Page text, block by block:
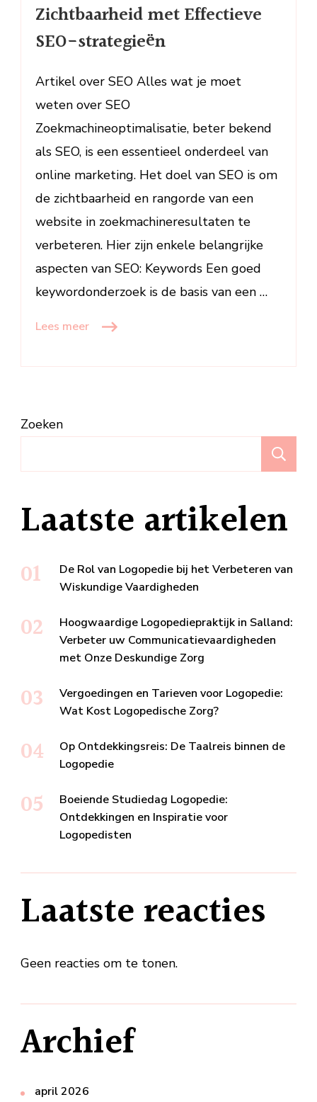
Online
Zichtbaarheid
met
SEO-
Zichtbaarheid met Effectieve
SEO-strategieën
Artikel over SEO Alles wat je moet
weten over SEO
Zoekmachineoptimalisatie, beter bekend
als SEO, is een essentieel onderdeel van
online marketing. Het doel van SEO is om
de zichtbaarheid en rangorde van een
website in zoekmachineresultaten te
verbeteren. Hier zijn enkele belangrijke
aspecten van SEO: Keywords Een goed
keywordonderzoek is de basis van een …
Lees meer
Zoeken
Laatste artikelen
De Rol van Logopedie bij het Verbeteren van
Wiskundige Vaardigheden
Hoogwaardige Logopediepraktijk in Salland:
Verbeter uw Communicatievaardigheden
met Onze Deskundige Zorg
Vergoedingen en Tarieven voor Logopedie:
Wat Kost Logopedische Zorg?
Op Ontdekkingsreis: De Taalreis binnen de
Logopedie
Boeiende Studiedag Logopedie:
Ontdekkingen en Inspiratie voor
Logopedisten
Laatste reacties
Geen reacties om te tonen.
Archief
april 2026